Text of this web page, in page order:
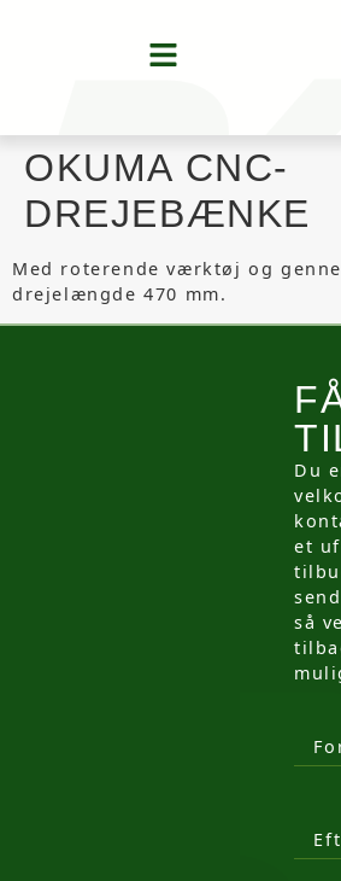
OKUMA CNC-
DREJEBÆNKE
Med roterende værktøj og
drejelængde 470 mm.
Du
et
så